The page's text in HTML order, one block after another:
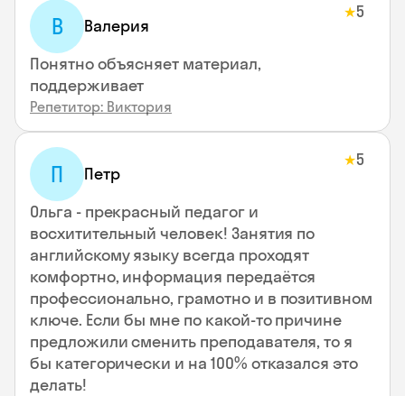
В Валерия
★5
Понятно объясняет материал,
поддерживает
Репетитор: Виктория
П Петр
★5
Ольга - прекрасный педагог и
восхитительный человек! Занятия по
английскому языку всегда проходят
комфортно, информация передаётся
профессионально, грамотно и в позитивном
ключе. Если бы мне по какой-то причине
предложили сменить преподавателя, то я
бы категорически и на 100% отказался это
делать!